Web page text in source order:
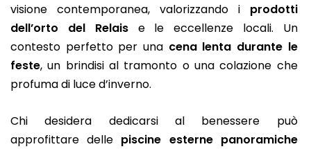
visione contemporanea, valorizzando i prodotti
dell’orto del Relaise le eccellenze locali. Un
contesto perfetto per una cena lenta durante le
feste, un brindisi al tramonto o una colazione che
profuma di luce d’inverno.
Chi desidera dedicarsi al benessere può
approfittare delle piscine esterne panoramiche